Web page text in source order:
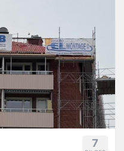
7